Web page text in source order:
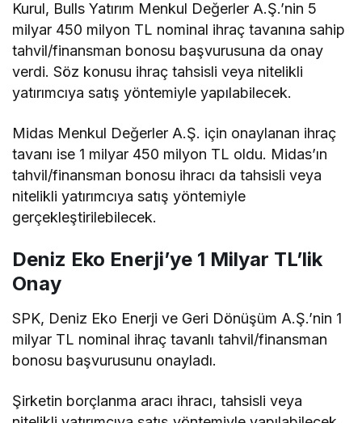
Kurul, Bulls Yatırım Menkul Değerler A.Ş.’nin 5
milyar 450 milyon TL nominal ihraç tavanına sahip
tahvil/finansman bonosu başvurusuna da onay
verdi. Söz konusu ihraç tahsisli veya nitelikli
yatırımcıya satış yöntemiyle yapılabilecek.
Midas Menkul Değerler A.Ş. için onaylanan ihraç
tavanı ise 1 milyar 450 milyon TL oldu. Midas’ın
tahvil/finansman bonosu ihracı da tahsisli veya
nitelikli yatırımcıya satış yöntemiyle
gerçekleştirilebilecek.
Deniz Eko Enerji’ye 1 Milyar TL’lik
Onay
SPK, Deniz Eko Enerji ve Geri Dönüşüm A.Ş.’nin 1
milyar TL nominal ihraç tavanlı tahvil/finansman
bonosu başvurusunu onayladı.
Şirketin borçlanma aracı ihracı, tahsisli veya